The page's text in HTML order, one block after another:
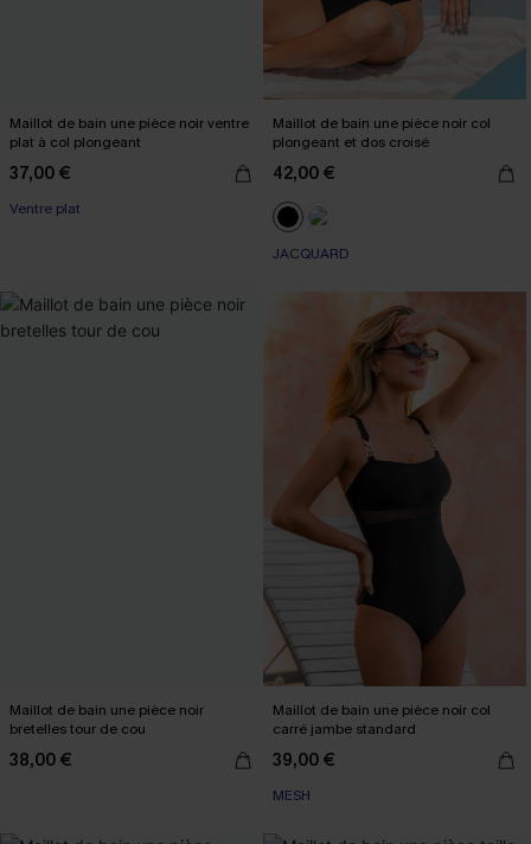
Maillot de bain une pièce noir ventre
plat à col plongeant
37,00 €
Ventre plat
Maillot de bain une pièce noir col
plongeant et dos croisé
42,00 €
JACQUARD
Maillot de bain une pièce noir
bretelles tour de cou
38,00 €
Maillot de bain une pièce noir col
carré jambe standard
39,00 €
MESH